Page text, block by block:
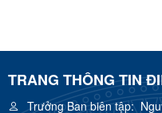
TRANG THÔNG TIN
Trưởng Ban biên tập: